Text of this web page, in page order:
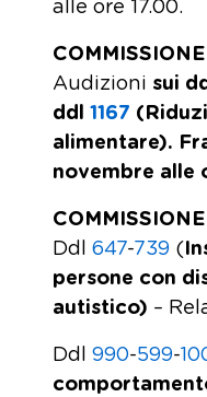
alle ore 17.00.
Audizioni sui
ddl 1167
alimentare).
novembre alle
Ddl 647-739 (
persone con
autistico) –
Ddl 990-599-